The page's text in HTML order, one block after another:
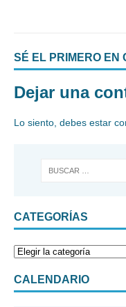
SÉ EL PRIMERO EN
Dejar una
Lo siento, debes estar
CATEGORÍAS
CALENDARIO